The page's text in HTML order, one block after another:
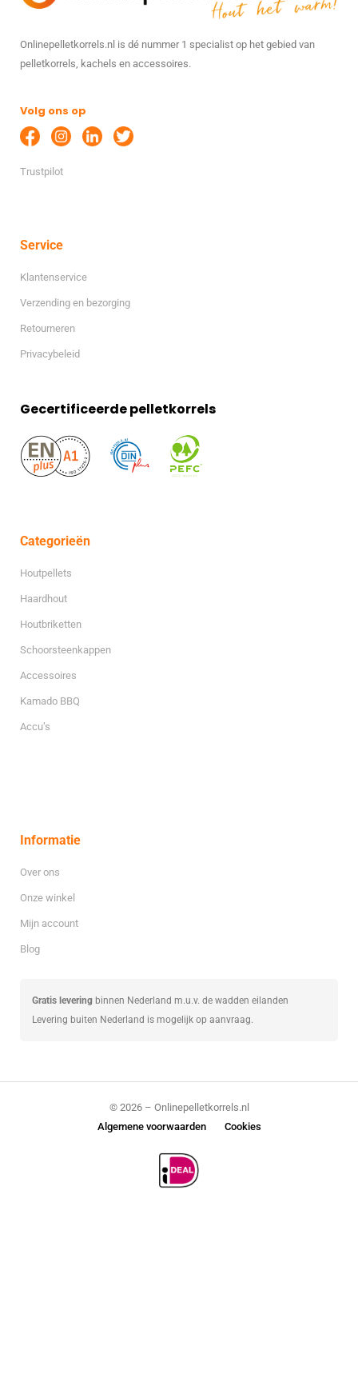
Onlinepelletkorrels.nl is dé nummer 1 specialist op het gebied van
pelletkorrels, kachels en accessoires.
Volg ons op
Trustpilot
Service
Klantenservice
Verzending en bezorging
Retourneren
Privacybeleid
Gecertificeerde pelletkorrels
Categorieën
Houtpellets
Haardhout
Houtbriketten
Schoorsteenkappen
Accessoires
Kamado BBQ
Accu’s
Informatie
Over ons
Onze winkel
Mijn account
Blog
Gratis levering binnen Nederland m.u.v. de wadden eilanden
Levering buiten Nederland is mogelijk op aanvraag.
© 2026 – Onlinepelletkorrels.nl
Algemene voorwaarden
Cookies